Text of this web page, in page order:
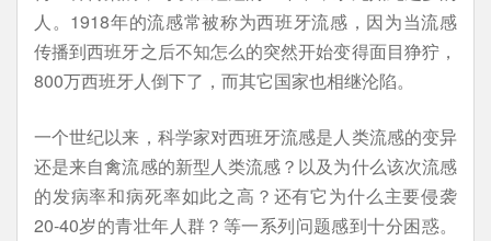
人。1918年的流感常被称为西班牙流感，因为当流感
传播到西班牙之后不知怎么的突然开始变得面目狰狞，
800万西班牙人倒下了，而其它国家也相继沦陷。
一个世纪以来，科学家对西班牙流感是人类流感的变异
还是来自禽流感的新型人类流感？以及为什么该次流感
的发病率和病死率如此之高？还有它为什么主要侵袭
20-40岁的青壮年人群？等一系列问题感到十分困惑。